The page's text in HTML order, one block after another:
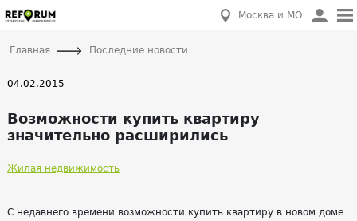
Москва и МО
Главная Последние новости
04.02.2015
Возможности купить квартиру
значительно расширились
Жилая недвижимость
С недавнего времени возможности купить квартиру в новом доме